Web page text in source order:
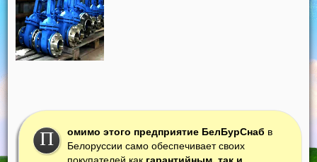
П омимо этого предприятие БелБурСнаб в
Белоруссии само обеспечивает своих
покупателей как гарантийным, так и